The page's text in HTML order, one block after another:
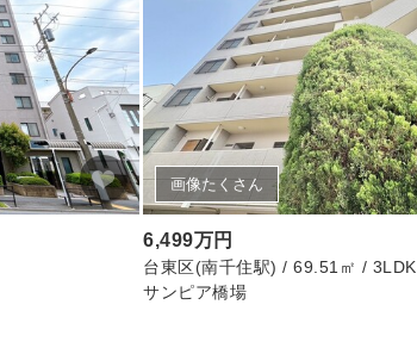
画像たくさん
6,499万円
台東区(南千住駅) / 69.51㎡ / 3LDK
サンピア橋場